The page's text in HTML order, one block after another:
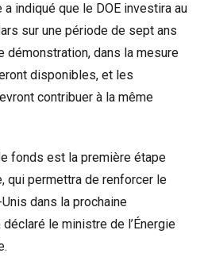
a indiqué que le DOE investira au
sur une période de sept ans
démonstration, dans la mesure
disponibles, et les
contribuer à la même
fonds est la première étape
qui permettra de renforcer le
dans la prochaine
le ministre de l’Énergie